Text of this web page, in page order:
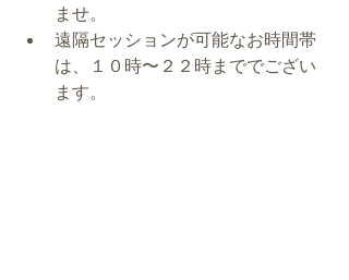
ませ。
遠隔セッションが可能なお時間帯
は、１０時〜２２時まででござい
ます。